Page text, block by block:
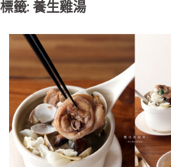
標籤: 養生雞湯